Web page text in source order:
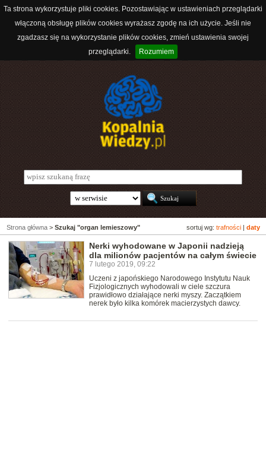
Ta strona wykorzystuje pliki cookies. Pozostawiając w ustawieniach przeglądarki
włączoną obsługę plików cookies wyrażasz zgodę na ich użycie. Jeśli nie
zgadzasz się na wykorzystanie plików cookies, zmień ustawienia swojej
przeglądarki.
Rozumiem
sortuj wg: trafności daty
Strona główna > Szukaj "organ lemieszowy"
Nerki wyhodowane w Japonii nadzieją
dla milionów pacjentów na całym świecie
7 lutego 2019, 09:22
Uczeni z japońskiego Narodowego Instytutu Nauk
Fizjologicznych wyhodowali w ciele szczura
prawidłowo działające nerki myszy. Zaczątkiem
nerek było kilka komórek macierzystych dawcy.